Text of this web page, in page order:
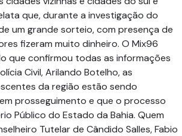
que, durante a investigação do
um grande sorteio, com presença de
fizeram muito dinheiro. O Mix96
que confirmou todas as informações
Civil, Arilando Botelho, as
da região estão sendo
prosseguimento e que o processo
Público do Estado da Bahia. Quem
Tutelar de Cândido Salles, Fabio